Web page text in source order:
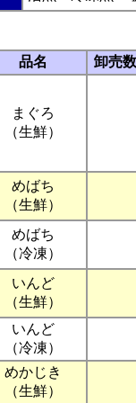
品名 卸売
まぐろ
（生鮮）
めばち
（生鮮）
めばち
（冷凍）
いんど
（生鮮）
いんど
（冷凍）
めかじき
（生鮮）